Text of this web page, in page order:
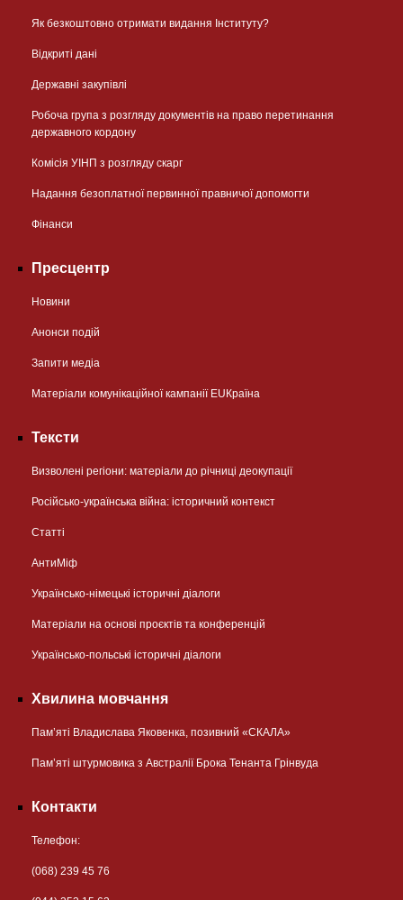
Як безкоштовно отримати видання Інституту?
Відкриті дані
Державні закупівлі
Робоча група з розгляду документів на право перетинання
державного кордону
Комісія УІНП з розгляду скарг
Надання безоплатної первинної правничої допомогти
Фінанси
Пресцентр
Новини
Анонси подій
Запити медіа
Матеріали комунікаційної кампанії EUКраїна
Тексти
Визволені регіони: матеріали до річниці деокупації
Російсько-українська війна: історичний контекст
Статті
АнтиМіф
Українсько-німецькі історичні діалоги
Матеріали на основі проєктів та конференцій
Українсько-польські історичні діалоги
Хвилина мовчання
Пам’яті Владислава Яковенка, позивний «СКАЛА»
Пам’яті штурмовика з Австралії Брока Тенанта Грінвуда
Контакти
Телефон:
(068) 239 45 76